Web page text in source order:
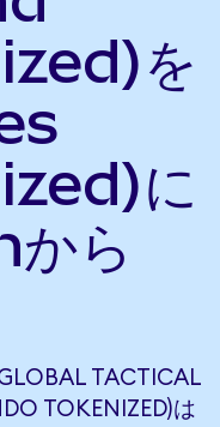
を
に
ら
TACTICAL
TOKENIZED)は